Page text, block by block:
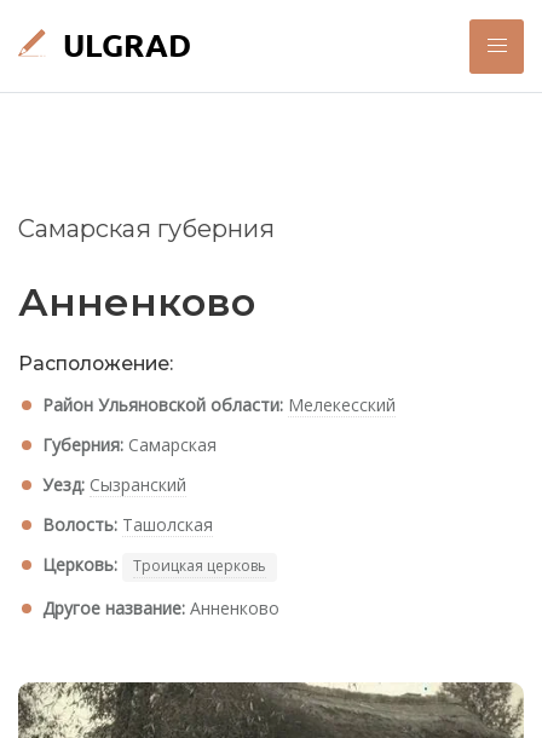
Самарская губерния
Анненково
Расположение:
Район Ульяновской области: Мелекесский
Губерния: Самарская
Уезд: Сызранский
Волость: Ташолская
Церковь:
Троицкая церковь
Другое название: Анненково